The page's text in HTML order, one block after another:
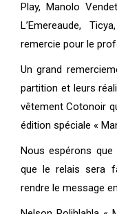
Play, Manolo
L’Emereaude,
remercie pour le
Un grand
partition et leurs
vêtement Cotonoir
édition spéciale «
Nous espérons
que le relais sera
rendre le message